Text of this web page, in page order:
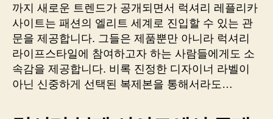
까지 새로운 트렌드가 공개되면서 럭셔리 레플리카
사이트는 패션의 엘리트 세계로 진입할 수 있는 관
문을 제공합니다. 그들은 제품뿐만 아니라 럭셔리
라이프스타일에 참여하고자 하는 사람들에게도 소
속감을 제공합니다. 비록 진정한 디자이너 라벨이
아닌 신중하게 선택된 복제본을 통해서라도…